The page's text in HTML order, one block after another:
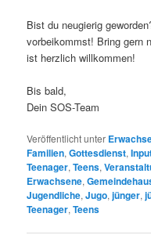
Bist du neugierig
vorbeikommst! Bring gern
ist herzlich willkommen!
Bis bald,
Dein SOS-Team
Veröffentlicht unter
Familien,Gottesdienst,
Teenager,Teens,
Erwachsene,
Jugendliche,Jugo,jünger,
Teenager,Teens